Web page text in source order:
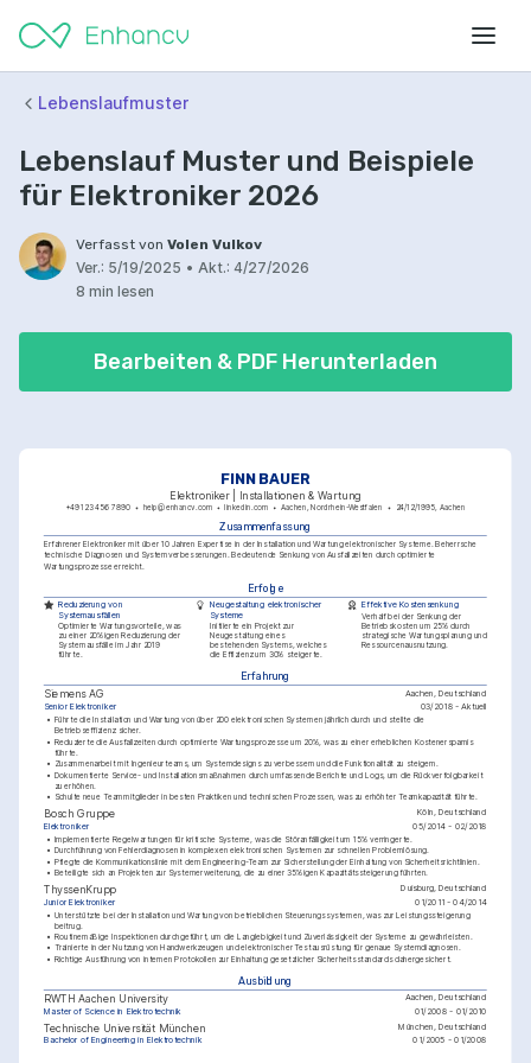
Lebenslaufmuster
Lebenslauf Muster und Beispiele
für Elektroniker 2026
Verfasst von Volen Vulkov
Ver.: 5/19/2025 • Akt.: 4/27/2026
8 min lesen
Bearbeiten & PDF Herunterladen
FINN BAUER
Elektroniker | Installationen & Wartung
+49 123 456 7890 help@enhancv.com linkedin.com Aachen, Nordrhein-Westfalen 24/12/1995, Aachen
Zusammenfassung
Erfahrener Elektroniker mit über 10 Jahren Expertise in der Installation und Wartung elektronischer Systeme. Beherrsche
technische Diagnosen und Systemverbesserungen. Bedeutende Senkung von Ausfallzeiten durch optimierte
Wartungsprozesse erreicht.
Erfolge
Reduzierung von
Systemausfällen
Optimierte Wartungsvorteile, was
zu einer 20%igen Reduzierung der
Systemausfälle im Jahr 2019
führte.
Neugestaltung elektronischer
Systeme
Initiierte ein Projekt zur
Neugestaltung eines
bestehenden Systems, welches
die Effizienz um 30% steigerte.
Effektive Kostensenkung
Verhalf bei der Senkung der
Betriebskosten um 25% durch
strategische Wartungsplanung und
Ressourcenausnutzung.
Erfahrung
Siemens AG Aachen, Deutschland
Senior Elektroniker 03/2018 - Aktuell
• Führte die Installation und Wartung von über 200 elektronischen Systemen jährlich durch und stellte die
Betriebseffizienz sicher.
• Reduzierte die Ausfallzeiten durch optimierte Wartungsprozesse um 20%, was zu einer erheblichen Kostenersparnis
führte.
• Zusammenarbeit mit Ingenieurteams, um Systemdesigns zu verbessern und die Funktionalität zu steigern.
• Dokumentierte Service- und Installationsmaßnahmen durch umfassende Berichte und Logs, um die Rückverfolgbarkeit
zu erhöhen.
• Schulte neue Teammitglieder in besten Praktiken und technischen Prozessen, was zu erhöhter Teamkapazität führte.
Bosch Gruppe Köln, Deutschland
Elektroniker 05/2014 - 02/2018
• Implementierte Regelwartungen für kritische Systeme, was die Störanfälligkeit um 15% verringerte.
• Durchführung von Fehlerdiagnosen in komplexen elektronischen Systemen zur schnellen Problemlösung.
• Pflegte die Kommunikationslinie mit dem Engineering-Team zur Sicherstellung der Einhaltung von Sicherheitsrichtlinien.
• Beteiligte sich an Projekten zur Systemerweiterung, die zu einer 35%igen Kapazitätssteigerung führten.
ThyssenKrupp Duisburg, Deutschland
Junior Elektroniker 01/2011 - 04/2014
• Unterstützte bei der Installation und Wartung von betrieblichen Steuerungssystemen, was zur Leistungssteigerung
beitrug.
• Routinemäßige Inspektionen durchgeführt, um die Langlebigkeit und Zuverlässigkeit der Systeme zu gewährleisten.
• Trainierte in der Nutzung von Handwerkzeugen und elektronischer Testausrüstung für genaue Systemdiagnosen.
• Richtige Ausführung von internen Protokollen zur Einhaltung gesetzlicher Sicherheitsstandards dahergesichert.
Ausbildung
RWTH Aachen University
Aachen, Deutschland
Master of Science in Elektrotechnik 01/2008 - 01/2010
Technische Universität München München, Deutschland
Bachelor of Engineering in Elektrotechnik 01/2005 - 01/2008